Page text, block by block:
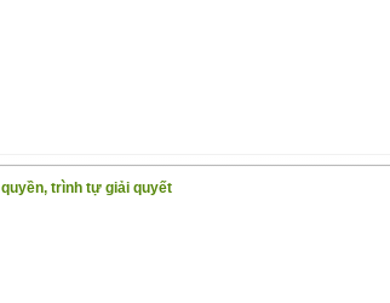
trình tự giải quyết